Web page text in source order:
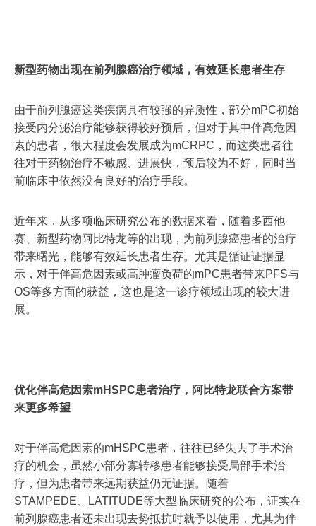
新型药物出现在前列腺癌治疗领域，有效延长患者生存
由于前列腺癌这类疾病具有较强的异质性，部分mPC初始
接受内分泌治疗能够获得较好预后，但对于其中伴高危因
素的患者，很大程度会发展成为mCRPC，而这类患者往
往对于药物治疗不敏感、进展快，预后较为不好，同时当
前临床中依然没有良好的治疗手段。
近年来，从多项临床研究公布的数据来看，随着多西他
赛、新型药物阿比特龙等的出现，为前列腺癌患者的治疗
带来曙光，能够有效延长患者生存。尤其是循证证据显
示，对于伴高危因素或高肿瘤负荷的mPC患者带来PFS与
OS等多方面的获益，这也是这一诊疗领域出现的较大进
展。
优化伴高危因素mHSPC患者治疗，阿比特龙联合方案带
来更多希望
对于伴高危因素的mHSPC患者，往往已经失去了手术治
疗的机会，虽然小部分寡转移患者能够接受局部手术治
疗，但为患者带来远期获益仍无证据。随着
STAMPEDE、LATITUDE等大型临床研究的公布，证实在
前列腺癌患者还未出现去势抵抗时就予以使用，尤其为伴